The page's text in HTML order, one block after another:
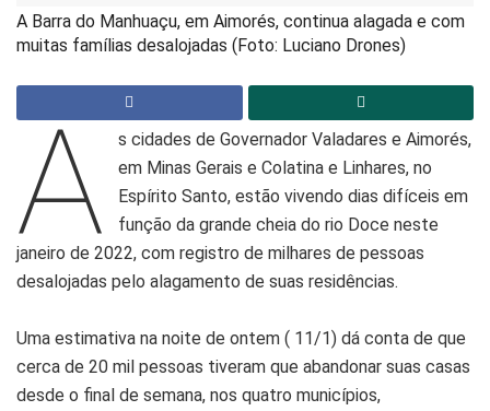
A Barra do Manhuaçu, em Aimorés, continua alagada e com
muitas famílias desalojadas (Foto: Luciano Drones)
A
s cidades de Governador Valadares e Aimorés,
em Minas Gerais e Colatina e Linhares, no
Espírito Santo, estão vivendo dias difíceis em
função da grande cheia do rio Doce neste
janeiro de 2022, com registro de milhares de pessoas
desalojadas pelo alagamento de suas residências.
Uma estimativa na noite de ontem ( 11/1) dá conta de que
cerca de 20 mil pessoas tiveram que abandonar suas casas
desde o final de semana, nos quatro municípios,